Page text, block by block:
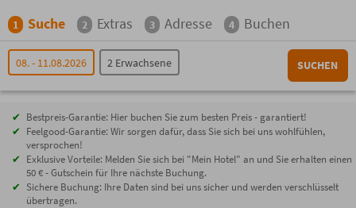
1 Suche 2 Extras 3 Adresse 4 Buchen
08. - 11.08.2026 2 Erwachsene SUCHEN
Bestpreis-Garantie: Hier buchen Sie zum besten Preis - garantiert!
Feelgood-Garantie: Wir sorgen dafür, dass Sie sich bei uns wohlfühlen,
versprochen!
Exklusive Vorteile: Melden Sie sich bei "Mein Hotel" an und Sie erhalten einen
50 € - Gutschein für Ihre nächste Buchung.
Sichere Buchung: Ihre Daten sind bei uns sicher und werden verschlüsselt
übertragen.